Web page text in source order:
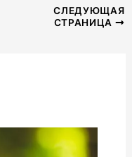
СЛЕДУЮЩАЯ
СТРАНИЦА